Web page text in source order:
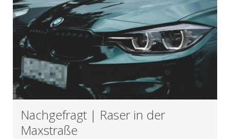
Nachgefragt | Raser in der
Maxstraße